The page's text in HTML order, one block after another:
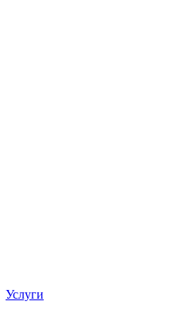
Услуги